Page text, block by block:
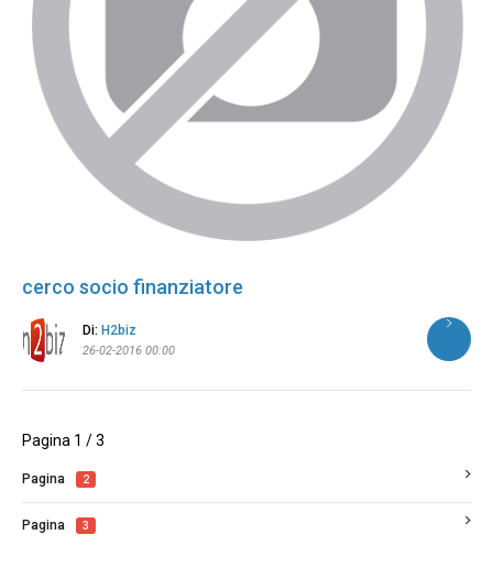
cerco socio finanziatore
Di: H2biz
26-02-2016 00:00
Pagina 1 / 3
Pagina 2
Pagina 3